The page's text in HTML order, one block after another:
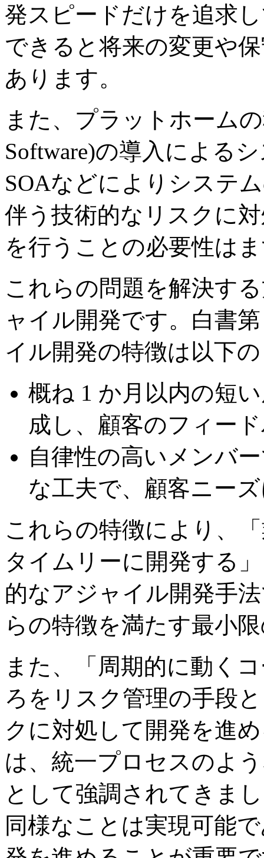
発スピードだけを追求
できると将来の変更や
あります。
また、プラットホームの
Software)の導入による
SOAなどによりシステ
伴う技術的なリスクに
を行うことの必要性は
これらの問題を解決す
ャイル開発です。白書
イル開発の特徴は以下
概ね 1 か月以内の短
成し、顧客のフィー
自律性の高いメンバ
な工夫で、顧客ニー
これらの特徴により、
タイムリーに開発する
的なアジャイル開発手
らの特徴を満たす最小
また、「周期的に動く
ろをリスク管理の手段
クに対処して開発を進
は、統一プロセスのよ
として強調されてきま
同様なことは実現可能